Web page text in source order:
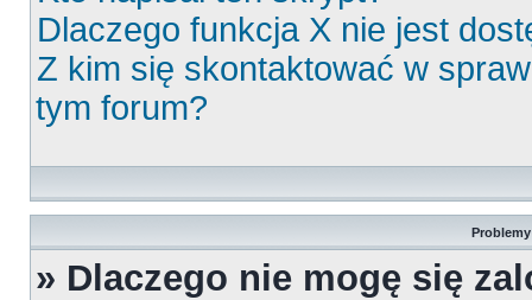
Dlaczego funkcja X nie jest
Z kim się skontaktować w
tym forum?
» Dlaczego nie mogę się